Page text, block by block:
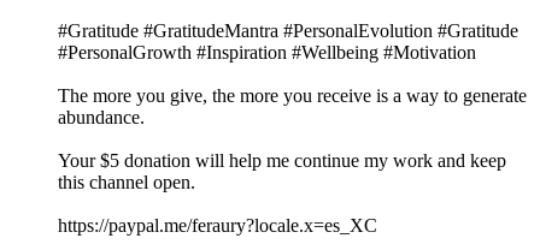
#Gratitude #GratitudeMantra #PersonalEvolution #Gratitude
#PersonalGrowth #Inspiration #Wellbeing #Motivation
The more you give, the more you receive is a way to generate
abundance.
Your $5 donation will help me continue my work and keep
this channel open.
⁠https://paypal.me/feraury?locale.x=es_XC⁠